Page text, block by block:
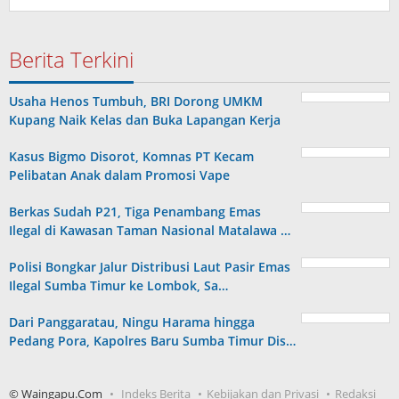
Berita Terkini
Usaha Henos Tumbuh, BRI Dorong UMKM
Kupang Naik Kelas dan Buka Lapangan Kerja
Kasus Bigmo Disorot, Komnas PT Kecam
Pelibatan Anak dalam Promosi Vape
Berkas Sudah P21, Tiga Penambang Emas
Ilegal di Kawasan Taman Nasional Matalawa …
Polisi Bongkar Jalur Distribusi Laut Pasir Emas
Ilegal Sumba Timur ke Lombok, Sa…
Dari Panggaratau, Ningu Harama hingga
Pedang Pora, Kapolres Baru Sumba Timur Dis…
© Waingapu.Com Indeks Berita Kebijakan dan Privasi Redaksi